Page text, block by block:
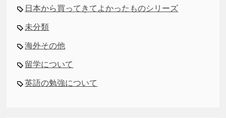
日本から買ってきてよかったものシリーズ
未分類
海外その他
留学について
英語の勉強について